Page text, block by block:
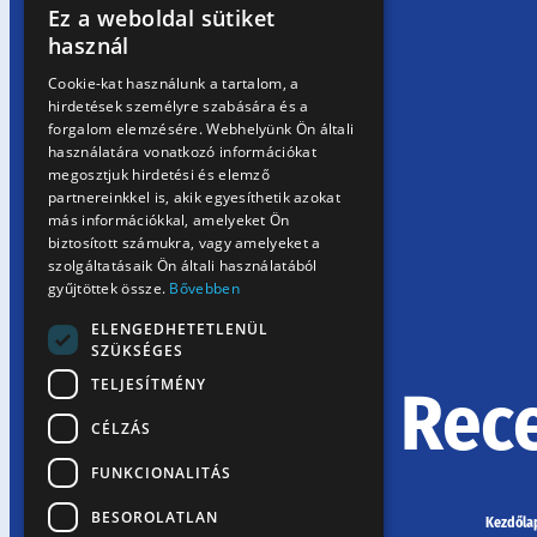
SK
RO
Ez a weboldal sütiket
használ
Cookie-kat használunk a tartalom, a
hirdetések személyre szabására és a
forgalom elemzésére. Webhelyünk Ön általi
használatára vonatkozó információkat
megosztjuk hirdetési és elemző
partnereinkkel is, akik egyesíthetik azokat
más információkkal, amelyeket Ön
biztosított számukra, vagy amelyeket a
szolgáltatásaik Ön általi használatából
gyűjtöttek össze. Bővebben
ELENGEDHETETLENÜL
SZÜKSÉGES
TELJESÍTMÉNY
CÉLZÁS
FUNKCIONALITÁS
BESOROLATLAN